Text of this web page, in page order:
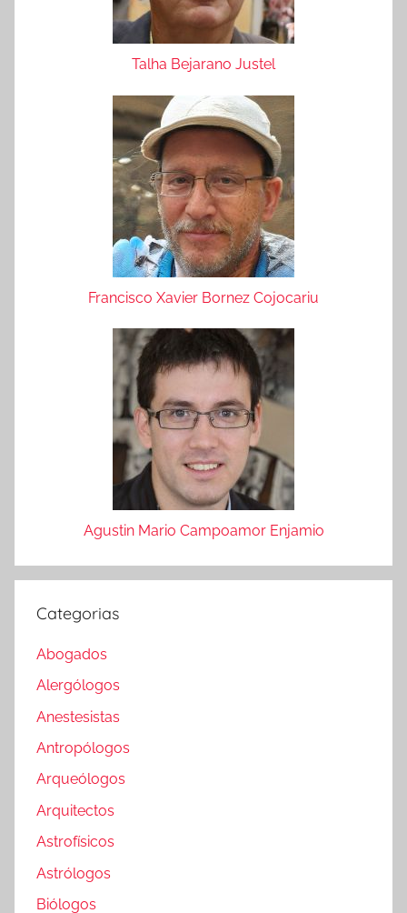
Talha Bejarano Justel
Francisco Xavier Bornez Cojocariu
Agustin Mario Campoamor Enjamio
Categorias
Abogados
Alergólogos
Anestesistas
Antropólogos
Arqueólogos
Arquitectos
Astrofísicos
Astrólogos
Biólogos